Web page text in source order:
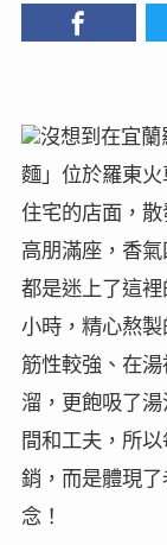
沒想到在宜
麵」位於羅東
住宅的店面，
高朋滿座，香
都是迷上了這
小時，精心熬
筋性較強、在
溜，更飽吸了
間和工夫，所
銷，而是體現
念！